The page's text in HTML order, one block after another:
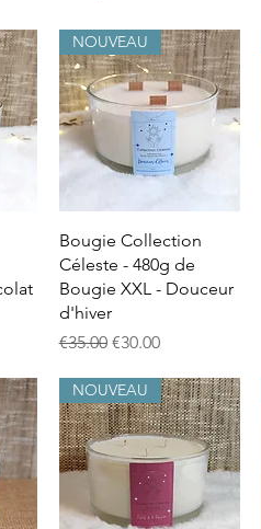
Quick View
NOUVEAU
Bougie Collection
Céleste - 480g de
Bougie XXL - Douceur
d'hiver
Regular Price
€35.00 Sale Price
€30.00
NOUVEAU